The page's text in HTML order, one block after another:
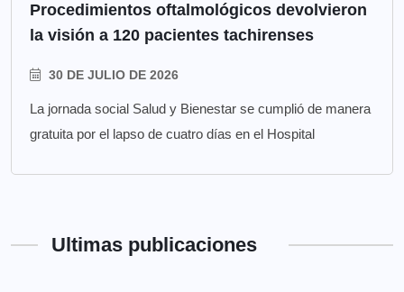
Procedimientos oftalmológicos devolvieron
la visión a 120 pacientes tachirenses
30 DE JULIO DE 2026
La jornada social Salud y Bienestar se cumplió de manera
gratuita por el lapso de cuatro días en el Hospital
Ultimas publicaciones